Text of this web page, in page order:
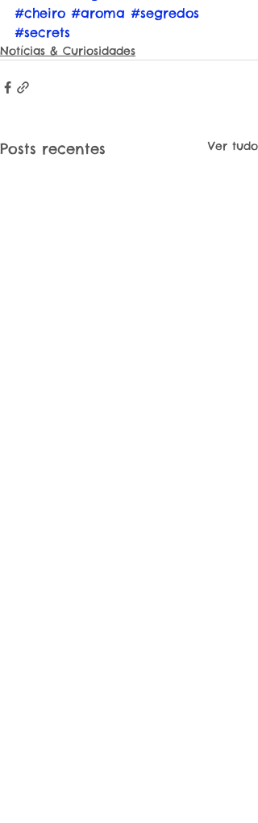
#cheiro #aroma #segredos
#secrets
Notícias & Curiosidades
Posts recentes Ver tudo